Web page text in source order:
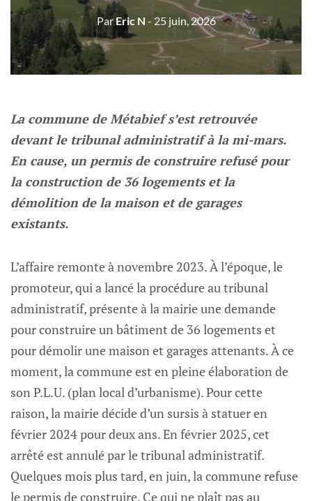
ParEric N - 25 juin, 2026
La commune de Métabief s’est retrouvée
devant le tribunal administratif à la mi-mars.
En cause, un permis de construire refusé pour
la construction de 36 logements et la
démolition de la maison et de garages
existants.
L’affaire remonte à novembre 2023. À l’époque, le
promoteur, qui a lancé la procédure au tribunal
administratif, présente à la mairie une demande
pour construire un bâtiment de 36 logements et
pour démolir une maison et garages attenants. À ce
moment, la commune est en pleine élaboration de
son P.L.U. (plan local d’urbanisme). Pour cette
raison, la mairie décide d’un sursis à statuer en
février 2024 pour deux ans. En février 2025, cet
arrêté est annulé par le tribunal administratif.
Quelques mois plus tard, en juin, la commune refuse
le permis de construire. Ce qui ne plaît pas au